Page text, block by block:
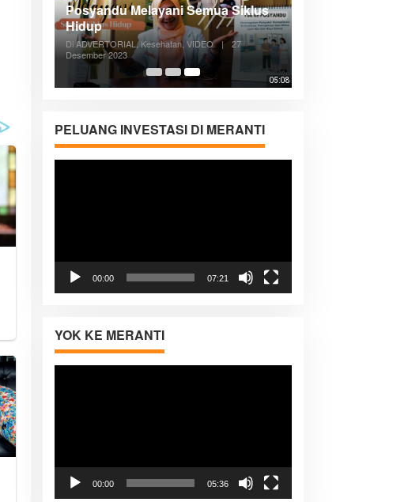
05:08
Posyandu Melayani Semua Siklus
Hidup
Di ADVERTORIAL, Kesehatan, VIDEO |
27
Desember 2023
PELUANG INVESTASI DI MERANTI
00:00 07:21
YOK KE MERANTI
00:00 05:36